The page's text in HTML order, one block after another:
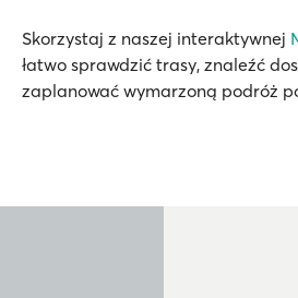
Skorzystaj z naszej interaktywnej
łatwo sprawdzić trasy, znaleźć
zaplanować wymarzoną podróż